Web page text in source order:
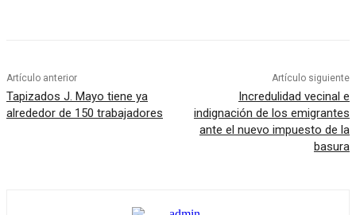
Artículo anterior
Tapizados J. Mayo tiene ya
alrededor de 150 trabajadores
Artículo siguiente
Incredulidad vecinal e
indignación de los emigrantes
ante el nuevo impuesto de la
basura